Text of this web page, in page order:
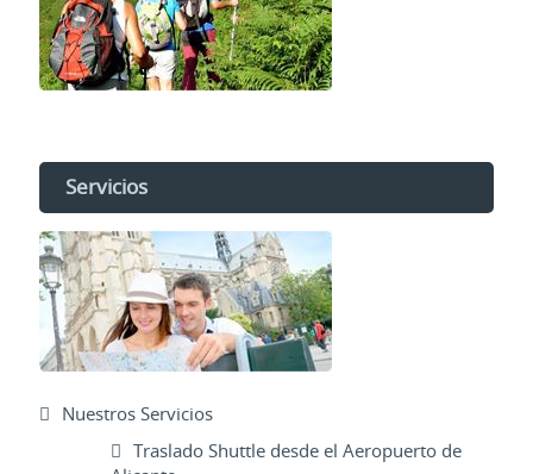
Servicios
Nuestros Servicios
Traslado Shuttle desde el Aeropuerto de